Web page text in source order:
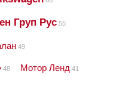
Груп Рус 55
49
48 Мотор Ленд 41